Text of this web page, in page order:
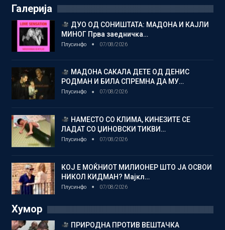
Галерија
ДУО ОД СОНИШТАТА: МАДОНА И КАЈЛИ
МИНОГ Прва заедничка…
Плусинфо 07/08/2026
МАДОНА САКАЛА ДЕТЕ ОД ДЕНИС
РОДМАН И БИЛА СПРЕМНА ДА МУ…
Плусинфо 07/08/2026
НАМЕСТО СО КЛИМА, КИНЕЗИТЕ СЕ
ЛАДАТ СО ЏИНОВСКИ ТИКВИ…
Плусинфо 07/08/2026
КОЈ Е МОЌНИОТ МИЛИОНЕР ШТО ЈА ОСВОИ
НИКОЛ КИДМАН? Мајкл…
Плусинфо 07/08/2026
Хумор
ПРИРОДНА ПРОТИВ ВЕШТАЧКА